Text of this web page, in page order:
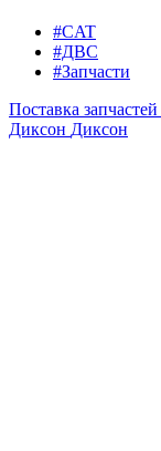
#CAT
#ДВС
#Запчасти
Поставка запчастей
Диксон Диксон